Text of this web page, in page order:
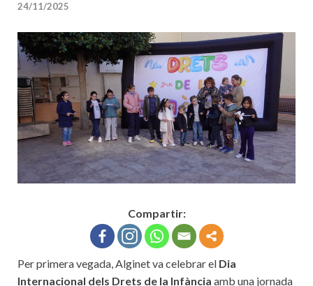
24/11/2025
Compartir:
Per primera vegada, Alginet va celebrar el Dia
Internacional dels Drets de la Infància amb una jornada